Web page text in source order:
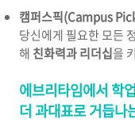
캠퍼스픽(Campus
당신에게 필요한 모든
해 친화력과 리더십을
에브리타임에서 학
더 과대표로 거듭나